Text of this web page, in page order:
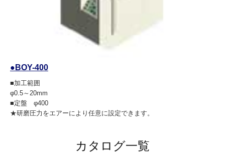
● BOY-400
■加工範囲
φ0.5～20mm
■定盤 φ400
★研磨圧力をエアーにより任意に設定できます。
カタログ一覧